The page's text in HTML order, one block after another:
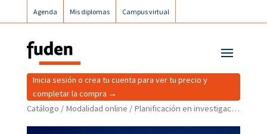
Agenda Mis diplomas Campus virtual
Catálogo / Modalidad online / Planificación en investigación cualitativa en los cuidados a la población trabajadora
Inicia sesión o crea tu cuenta para ver tu precio y
completar la compra →